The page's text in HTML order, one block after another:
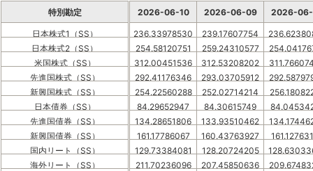
特別勘定
日本株式1（SS）
日本株式2（SS）
米国株式（SS）
先進国株式（SS）
新興国株式（SS）
日本債券（SS）
先進国債券（SS）
新興国債券（SS）
国内リート（SS）
海外リート（SS）
2026-06-10 2026-06-09 2026-
236.33978530 239.17607754
254.58120751
259.24310577
312.00451536
312.53208202
292.41176346
293.03705912
254.22560288
252.02714214
84.29652947
84.30615749
134.28651806
133.93510462
161.17786067
160.43763927
129.73384081
128.20724205
211.70236096
207.45850636